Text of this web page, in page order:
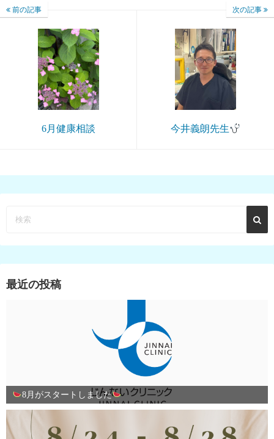
前の記事
6月健康相談
次の記事
今井義朗先生
最近の投稿
8月がスタートしました